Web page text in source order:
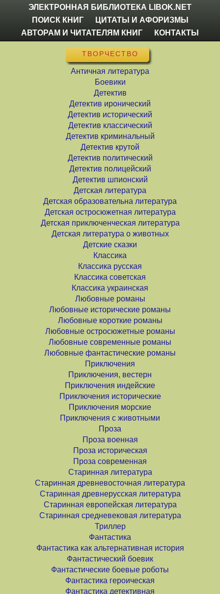
ЭЛЕКТРОННАЯ БИБЛИОТЕКА LIBOK.NET
ПОИСК КНИГ
ЦИТАТЫ И АФОРИЗМЫ
АВТОРАМ И ЧИТАТЕЛЯМ КНИГ
КОНТАКТЫ
ТВОРЧЕСТВО
Античная литература
Боевики
Детектив
Детектив иронический
Детектив исторический
Детектив классический
Детектив криминальный
Детектив крутой
Детектив политический
Детектив полицейский
Детектив шпионский
Детская литература
Детская образовательна литература
Детская остросюжетная литература
Детская приключенческая литература
Детская литература о животных
Детские сказки
Классика
Классика русская
Классика советская
Классика украинская
Любовные романы
Любовные исторические романы
Любовные короткие романы
Любовные остросюжетные романы
Любовные современные романы
Любовные фантастические романы
Приключения
Приключения, вестерн
Приключения индейские
Приключения исторические
Приключения морские
Приключения с животными
Проза
Проза военная
Проза историческая
Проза современная
Старинная литература
Старинная древневосточная литература
Старинная древнерусская литература
Старинная европейская литература
Старинная средневековая литература
Триллер
Фантастика
Фантастика как альтернативная история
Фантастический боевик
Фантастические боевые роботы
Фантастика героическая
Фантастика детективная